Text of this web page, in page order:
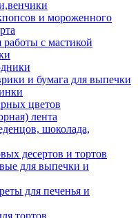
и мороженного
с мастикой
и бумага для выпечки
цветов
лента
шоколада,
десертов и тортов
для выпечки и
для печенья и
тортов